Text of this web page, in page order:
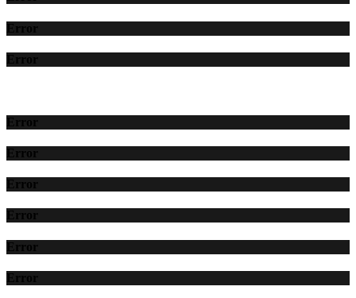
Error
Error
Error
Error
Error
Error
Error
Error